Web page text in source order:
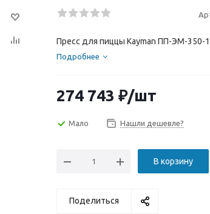
Пресс для пиццы Kayman ПП-ЭМ-350-1
Подробнее
274 743 ₽/шт
Мало Нашли дешевле?
В корзину
Поделиться